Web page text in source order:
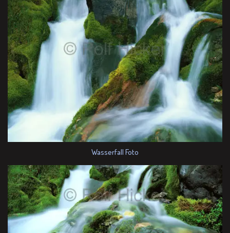
Wasserfall Foto